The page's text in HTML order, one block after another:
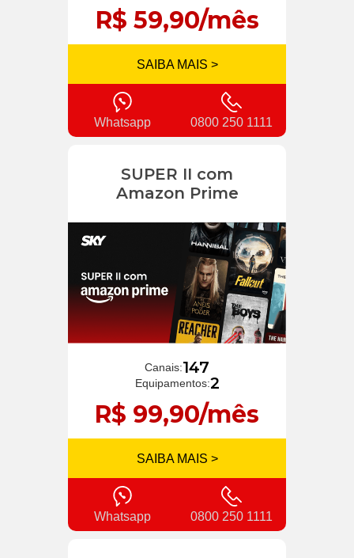
R$ 59,90/mês
SAIBA MAIS >
Whatsapp 0800 250 1111
SUPER II com
Amazon Prime
Canais:147
Equipamentos:2
R$ 99,90/mês
SAIBA MAIS >
Whatsapp 0800 250 1111